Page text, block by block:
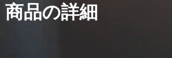
商品の詳細